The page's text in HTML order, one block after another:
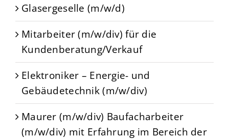
Glasergeselle (m/w/d)
Mitarbeiter (m/w/div) für die
Kundenberatung/Verkauf
Elektroniker – Energie- und
Gebäudetechnik (m/w/div)
Maurer (m/w/div) Baufacharbeiter
(m/w/div) mit Erfahrung im Bereich der